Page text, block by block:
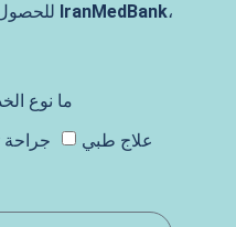
IranMedBank،
ما نوع
جراحة
علاج طبي